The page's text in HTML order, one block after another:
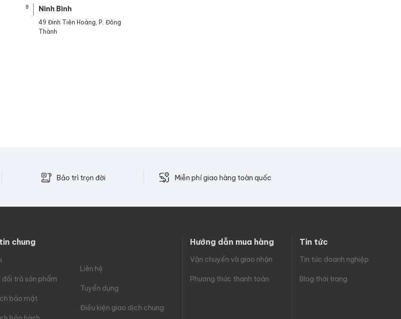
8 Ninh Bình
49 Đinh Tiên Hoàng, P. Đông
Thành
Bảo trì trọn đời Miễn phí giao hàng toàn quốc
chung
đổi trả sản phẩm
bảo mật
Liên hệ
Tuyển dụng
Điều kiện giao dịch chung
Hướng dẫn mua hàng
Vận chuyển và giao nhận
Phương thức thanh toán
Tin tức
Tin tức doanh nghiệp
Blog thời trang